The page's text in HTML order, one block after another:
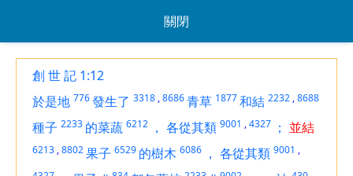
關閉
創 世 記 1:12
於是地 776發生了 3318 ,8686青草 1877和結 2232 ,8688
種子 2233 的菜蔬 6212 ， 各從其類 9001 ,4327 ； 並結
6213 ,8802果子 6529 的樹木 6086 ， 各從其類 9001 ,